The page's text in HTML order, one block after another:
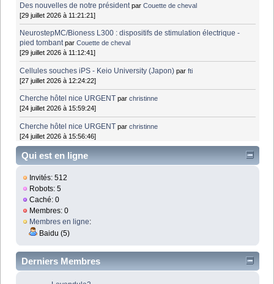
Des nouvelles de notre président parCouette de cheval
[29 juillet 2026 à 11:21:21]
NeurostepMC/Bioness L300 : dispositifs de stimulation électrique -
pied tombant parCouette de cheval
[29 juillet 2026 à 11:12:41]
Cellules souches iPS - Keio University (Japon) parfti
[27 juillet 2026 à 12:24:22]
Cherche hôtel nice URGENT parchristinne
[24 juillet 2026 à 15:59:24]
Cherche hôtel nice URGENT parchristinne
[24 juillet 2026 à 15:56:46]
Qui est en ligne
Invités: 512
Robots: 5
Caché: 0
Membres: 0
Membres en ligne:
Baidu (5)
Derniers Membres